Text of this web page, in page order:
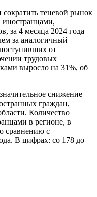
теневой рынок
иностранцами,
за 4 месяца 2024 года
за аналогичный
от
трудовых
выросло на 31%, об
снижение
граждан,
Количество
в регионе, в
сравнению с
В цифрах: со 178 до